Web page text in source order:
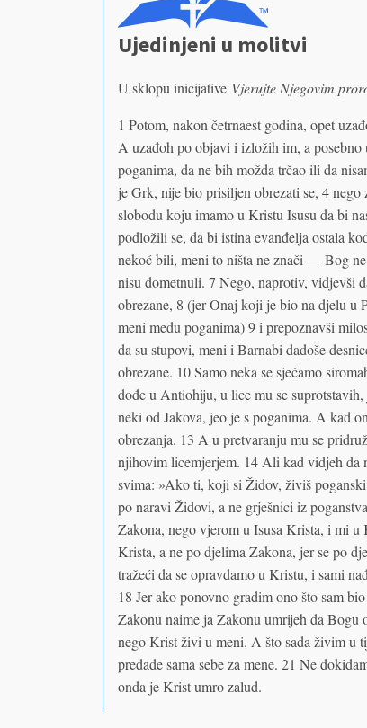
Ujedinjeni u molitvi
U sklopu inicijative Vjerujte Njegovim
1 Potom, nakon četrnaest godina, opet
A uzađoh po objavi i izložih im, a posebno
poganima, da ne bih možda trčao ili da
je Grk, nije bio prisiljen obrezati se, 4 nego
slobodu koju imamo u Kristu Isusu da bi
podložili se, da bi istina evanđelja ostala
nekoć bili, meni to ništa ne znači — Bog
nisu dometnuli. 7 Nego, naprotiv, vidjevši
obrezane, 8 (jer Onaj koji je bio na djelu u
meni među poganima) 9 i prepoznavši
da su stupovi, meni i Barnabi dadoše
obrezane. 10 Samo neka se sjećamo
dođe u Antiohiju, u lice mu se
neki od Jakova, jeo je s poganima. A kad
obrezanja. 13 A u pretvaranju mu se
njihovim licemjerjem. 14 Ali kad vidjeh da
svima: »Ako ti, koji si Židov, živiš
po naravi Židovi, a ne grješnici iz
Zakona, nego vjerom u Isusa Krista, i mi u
Krista, a ne po djelima Zakona, jer se po
tražeći da se opravdamo u Kristu, i sami
18 Jer ako ponovno gradim ono što sam
Zakonu naime ja Zakonu umrijeh da
nego Krist živi u meni. A što sada živim u
predade sama sebe za mene. 21 Ne
onda je Krist umro zalud.